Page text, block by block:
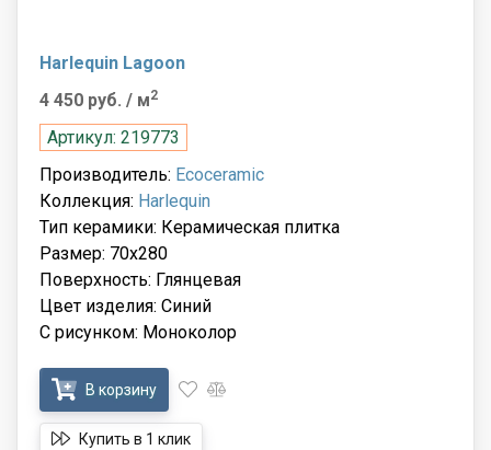
Harlequin Lagoon
4 450 руб. / м2
Артикул: 219773
Производитель: Ecoceramic
Коллекция: Harlequin
Тип керамики: Керамическая плитка
Размер: 70x280
Поверхность: Глянцевая
Цвет изделия: Синий
С рисунком: Моноколор
В корзину
Купить в 1 клик